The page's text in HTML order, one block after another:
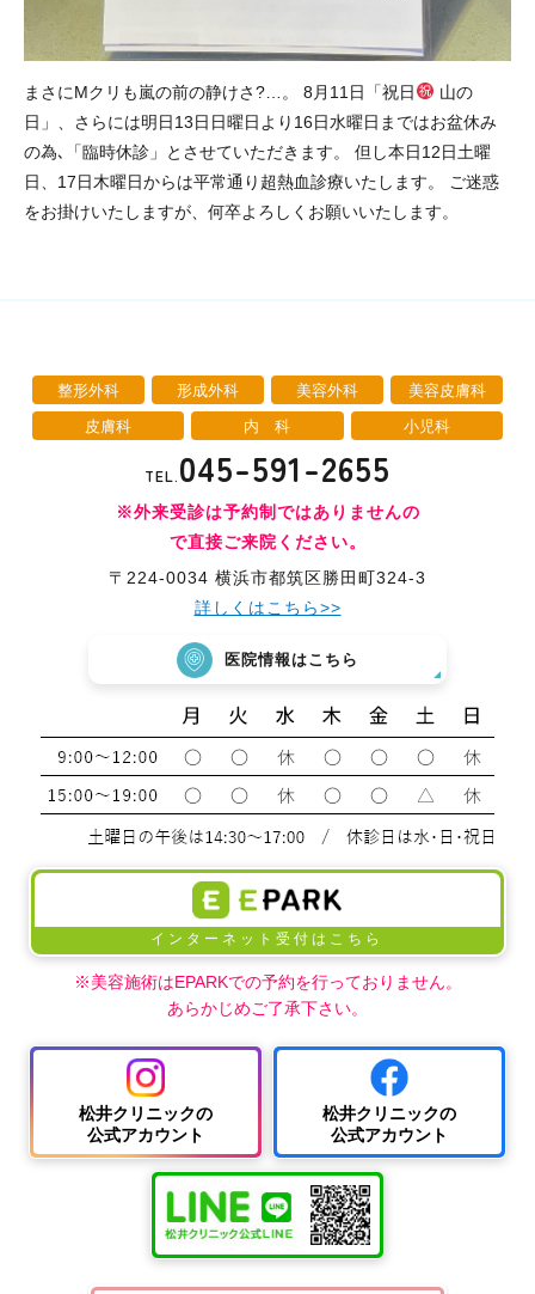
女性
の抜
け
中波
紫外
線療
法
（エ
キシ
小
児
まさにMクリも嵐の前の静けさ?…。 8月11日「祝日
山の
日」、さらには明日13日日曜日より16日水曜日まではお盆休み
の為､「臨時休診」とさせていただきます。 但し本日12日土曜
日、17日木曜日からは平常通り超熱血診療いたします。 ご迷惑
をお掛けいたしますが、何卒よろしくお願いいたします。
整形外科 形成外科 美容外科
美容皮膚科
皮膚科
内 科 小児科
TEL.045-591-2655
※外来受診は予約制ではありませんの
で直接ご来院ください。
〒224-0034 横浜市都筑区勝田町324-3
詳しくはこちら>>
医院情報はこちら
インターネット受付はこちら
※美容施術はEPARKでの予約を行っておりません。
あらかじめご了承下さい。
松井クリニックの
公式アカウント
松井クリニックの
公式アカウント